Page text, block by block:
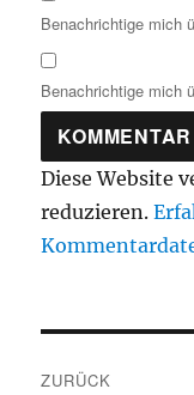
Benachrichtige mich
Benachrichtige mich
Diese Website
reduzieren.
ZURÜCK